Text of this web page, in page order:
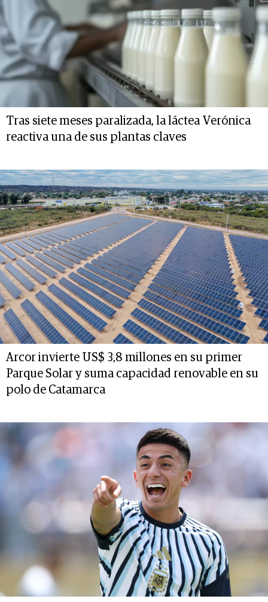
Tras siete meses paralizada, la láctea Verónica
reactiva una de sus plantas claves
Arcor invierte US$ 3,8 millones en su primer
Parque Solar y suma capacidad renovable en su
polo de Catamarca